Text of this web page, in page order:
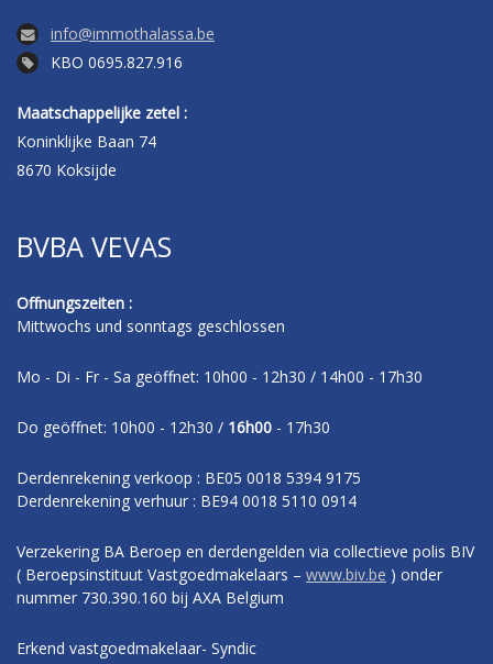
info@immothalassa.be
KBO 0695.827.916
Maatschappelijke zetel :
Koninklijke Baan 74
8670 Koksijde
BVBA VEVAS
Offnungszeiten :
Mittwochs und sonntags geschlossen
Mo - Di - Fr - Sa geöffnet: 10h00 - 12h30 / 14h00 - 17h30
Do geöffnet: 10h00 - 12h30 / 16h00 - 17h30
Derdenrekening verkoop : BE05 0018 5394 9175
Derdenrekening verhuur : BE94 0018 5110 0914
Verzekering BA Beroep en derdengelden via collectieve polis BIV
( Beroepsinstituut Vastgoedmakelaars – www.biv.be ) onder
nummer 730.390.160 bij AXA Belgium
Erkend vastgoedmakelaar- Syndic